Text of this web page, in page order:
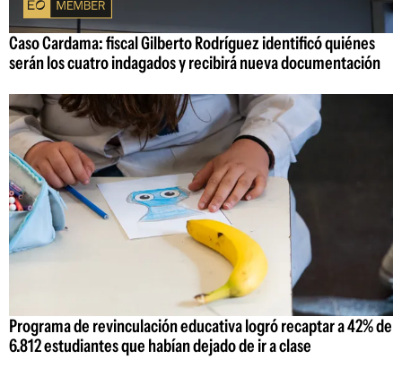
Caso Cardama: fiscal Gilberto Rodríguez identificó quiénes
serán los cuatro indagados y recibirá nueva documentación
Programa de revinculación educativa logró recaptar a 42% de
6.812 estudiantes que habían dejado de ir a clase